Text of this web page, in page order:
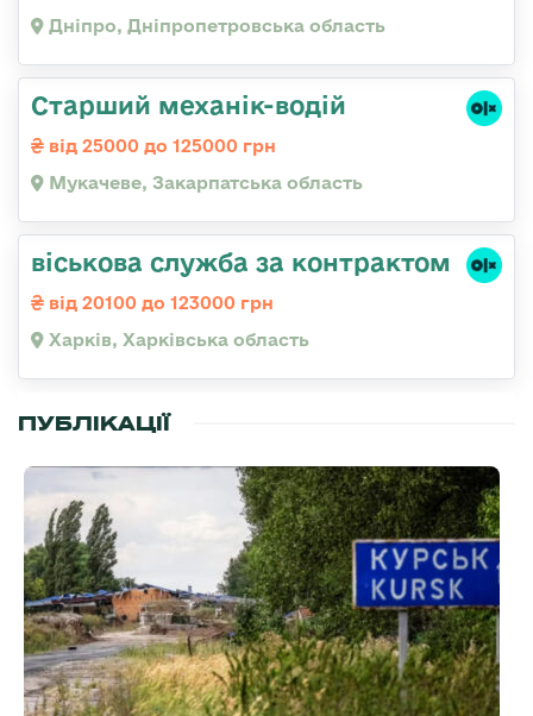
Дніпро, Дніпропетровська область
Старший механік-водій
від 25000 до 125000 грн
Мукачеве, Закарпатська область
віськова служба за контрактом
від 20100 до 123000 грн
Харків, Харківська область
ПУБЛІКАЦІЇ